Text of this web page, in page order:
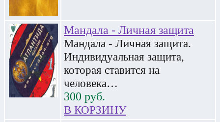
Мандала - Личная защита
Мандала - Личная защита.
Индивидуальная защита,
которая ставится на
человека…
300 руб.
В КОРЗИНУ